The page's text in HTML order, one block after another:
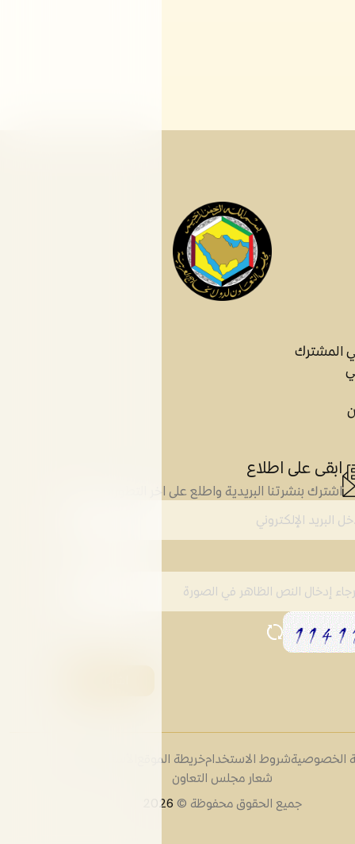
المشترك
ابقى على اطلاع
اشترك بنشرتنا البريدية واطلع على اخر التطورات
الخصوصيةشروط الاستخدامخريطة الموقع
شعار مجلس التعاون
جميع الحقوق محفوظة © 2026